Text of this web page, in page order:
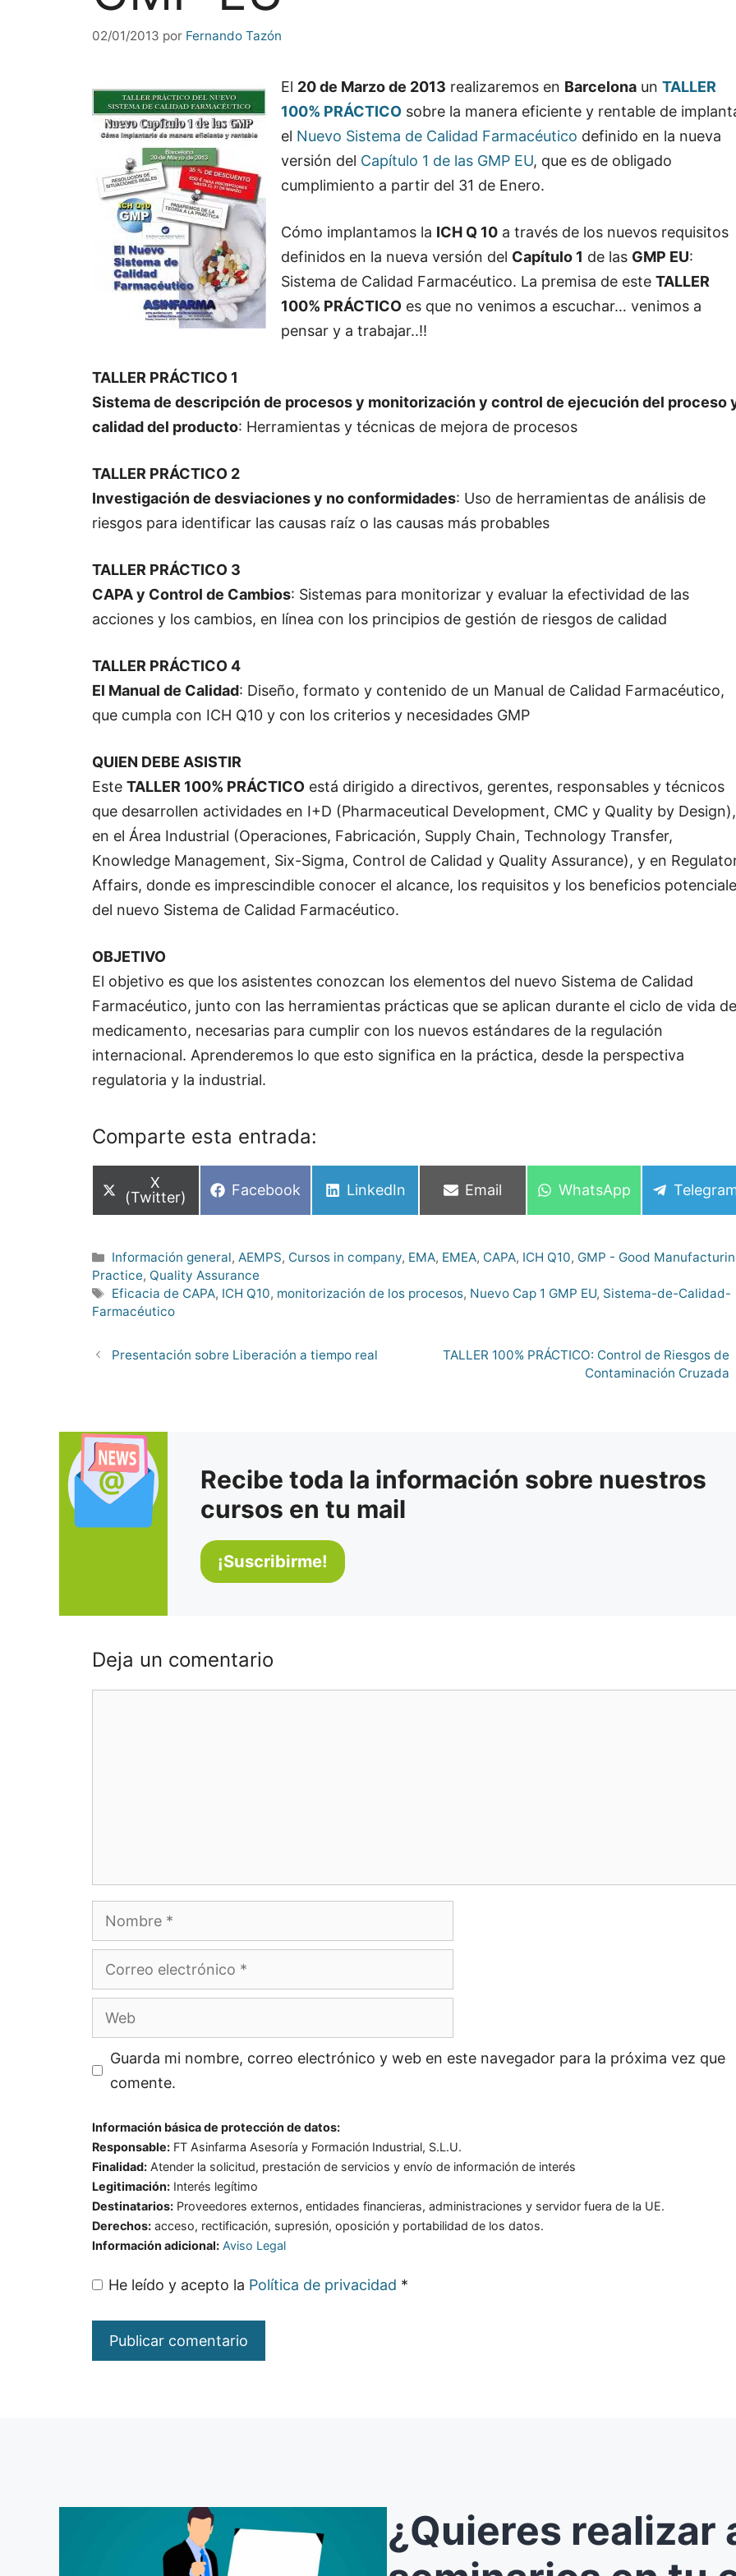
02/01/2013 por Fernando Tazón
El 20 de Marzo de 2013 realizaremos en Barcelona un TALLER
100% PRÁCTICO sobre la manera eficiente y rentable de
el Nuevo Sistema de Calidad Farmacéutico definido en la nueva
versión del Capítulo 1 de las GMP EU, que es de obligado
cumplimiento a partir del 31 de Enero.
Cómo implantamos la ICH Q 10 a través de los nuevos requisitos
definidos en la nueva versión del Capítulo 1 de las GMP EU:
Sistema de Calidad Farmacéutico. La premisa de este TALLER
100% PRÁCTICO es que no venimos a escuchar… venimos a
pensar y a trabajar..!!
TALLER PRÁCTICO 1
Sistema de descripción de procesos y monitorización y control de ejecución del proceso
calidad del producto: Herramientas y técnicas de mejora de procesos
TALLER PRÁCTICO 2
Investigación de desviaciones y no conformidades: Uso de herramientas de análisis de
riesgos para identificar las causas raíz o las causas más probables
TALLER PRÁCTICO 3
CAPA y Control de Cambios: Sistemas para monitorizar y evaluar la efectividad de las
acciones y los cambios, en línea con los principios de gestión de riesgos de calidad
TALLER PRÁCTICO 4
El Manual de Calidad: Diseño, formato y contenido de un Manual de Calidad Farmacéutico,
que cumpla con ICH Q10 y con los criterios y necesidades GMP
QUIEN DEBE ASISTIR
Este TALLER 100% PRÁCTICO está dirigido a directivos, gerentes, responsables y técnicos
que desarrollen actividades en I+D (Pharmaceutical Development, CMC y Quality by Design),
en el Área Industrial (Operaciones, Fabricación, Supply Chain, Technology Transfer,
Knowledge Management, Six-Sigma, Control de Calidad y Quality Assurance), y en
Affairs, donde es imprescindible conocer el alcance, los requisitos y los beneficios
del nuevo Sistema de Calidad Farmacéutico.
OBJETIVO
El objetivo es que los asistentes conozcan los elementos del nuevo Sistema de Calidad
Farmacéutico, junto con las herramientas prácticas que se aplican durante el ciclo de vida
medicamento, necesarias para cumplir con los nuevos estándares de la regulación
internacional. Aprenderemos lo que esto significa en la práctica, desde la perspectiva
regulatoria y la industrial.
Comparte esta entrada:
Compartir
en
X
(Twitter)
Compartir
Facebook
Compartir
LinkedIn
Compartir
Email
Compartir
WhatsApp
Categorías
Información general,AEMPS, Cursos in company, EMA, EMEA, CAPA, ICH Q10, GMP - Good
Practice, Quality Assurance
Etiquetas
Eficacia de CAPA, ICH Q10, monitorización de los procesos, Nuevo Cap 1 GMP EU, Sistema-de-Calidad-
Farmacéutico
Presentación sobre Liberación a tiempo real
TALLER 100% PRÁCTICO: Control de Riesgos de
Contaminación Cruzada
Recibe toda la información sobre nuestros
cursos en tu mail
Deja un comentario
Nombre
Correo
electrónico
Web
Guarda mi nombre, correo electrónico y web en este navegador para la próxima vez que
comente.
Información básica de protección de datos:
Responsable: FT Asinfarma Asesoría y Formación Industrial, S.L.U.
Finalidad: Atender la solicitud, prestación de servicios y envío de información de interés
Legitimación: Interés legítimo
Destinatarios: Proveedores externos, entidades financieras, administraciones y servidor fuera de la UE.
Derechos: acceso, rectificación, supresión, oposición y portabilidad de los datos.
Información adicional: Aviso Legal
He leído y acepto la Política de privacidad *
¿Quieres realizar